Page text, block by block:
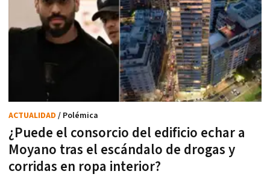
¿Puede el consorcio del edificio echar a
Moyano tras el escándalo de drogas y
corridas en ropa interior?
ACTUALIDAD / Polémica